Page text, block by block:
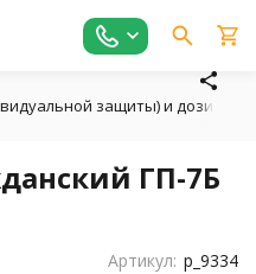
защиты) и
ГП-7Б
Артикул: p_9334